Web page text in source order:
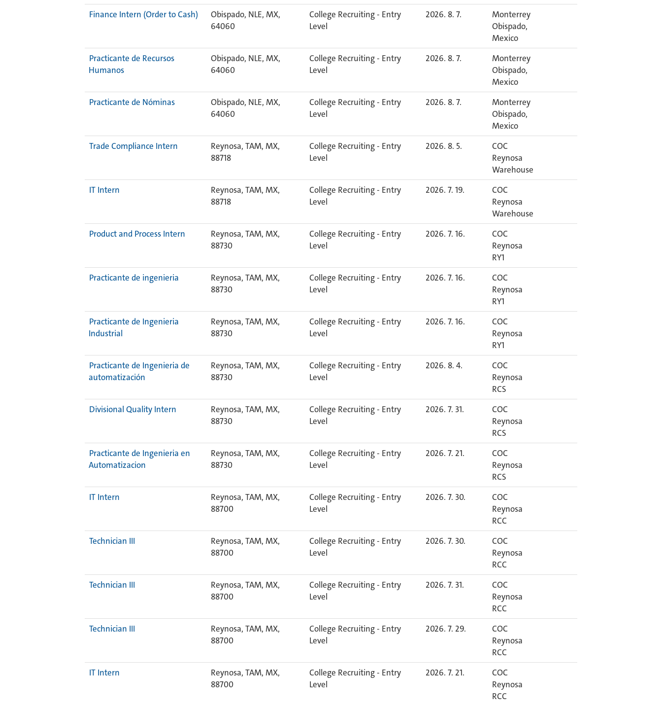
Finance Intern (Order to Cash)
Obispado, NLE, MX,
64060
College Recruiting - Entry
Level
2026. 8. 7.
Monterrey
Obispado,
Mexico
Practicante de Recursos
Humanos
Obispado, NLE, MX,
64060
College Recruiting - Entry
Level
2026. 8. 7.
Monterrey
Obispado,
Mexico
Practicante de Nóminas
Obispado, NLE, MX,
64060
College Recruiting - Entry
Level
2026. 8. 7.
Monterrey
Obispado,
Mexico
Trade Compliance Intern
Reynosa, TAM, MX,
88718
College Recruiting - Entry
Level
2026. 8. 5.
COC
Reynosa
Warehouse
IT Intern
Reynosa, TAM, MX,
88718
College Recruiting - Entry
Level
2026. 7. 19.
COC
Reynosa
Warehouse
Product and Process Intern
Reynosa, TAM, MX,
88730
College Recruiting - Entry
Level
2026. 7. 16.
COC
Reynosa
RY1
Practicante de ingenieria
Reynosa, TAM, MX,
88730
College Recruiting - Entry
Level
2026. 7. 16.
COC
Reynosa
RY1
Practicante de Ingenieria
Industrial
Reynosa, TAM, MX,
88730
College Recruiting - Entry
Level
2026. 7. 16.
COC
Reynosa
RY1
Practicante de Ingenieria de
automatización
Reynosa, TAM, MX,
88730
College Recruiting - Entry
Level
2026. 8. 4.
COC
Reynosa
RCS
Divisional Quality Intern
Reynosa, TAM, MX,
88730
College Recruiting - Entry
Level
2026. 7. 31.
COC
Reynosa
RCS
Practicante de Ingenieria en
Automatizacion
Reynosa, TAM, MX,
88730
College Recruiting - Entry
Level
2026. 7. 21.
COC
Reynosa
RCS
IT Intern
Reynosa, TAM, MX,
88700
College Recruiting - Entry
Level
2026. 7. 30.
COC
Reynosa
RCC
Technician III
Reynosa, TAM, MX,
88700
College Recruiting - Entry
Level
2026. 7. 30.
COC
Reynosa
RCC
Technician III
Reynosa, TAM, MX,
88700
College Recruiting - Entry
Level
2026. 7. 31.
COC
Reynosa
RCC
Technician III
Reynosa, TAM, MX,
88700
College Recruiting - Entry
Level
2026. 7. 29.
COC
Reynosa
RCC
IT Intern
Reynosa, TAM, MX,
88700
College Recruiting - Entry
Level
2026. 7. 21.
COC
Reynosa
RCC